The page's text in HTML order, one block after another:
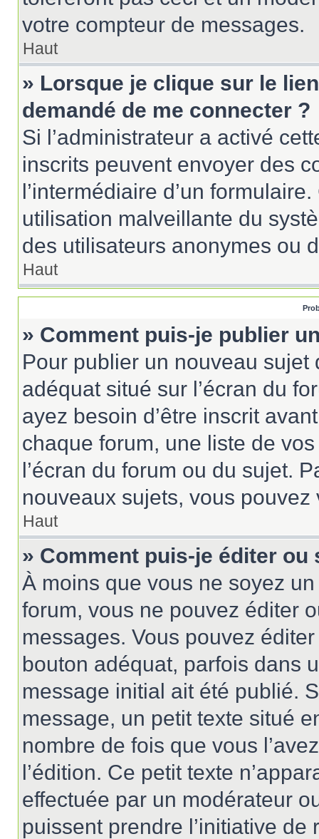
votre compteur de messages.
Haut
» Lorsque je clique sur le
demandé de me connecter ?
Si l’administrateur a activé
inscrits peuvent envoyer des
l’intermédiaire d’un
utilisation malveillante du
des utilisateurs anonymes ou
Haut
» Comment puis-je publier
Pour publier un nouveau
adéquat situé sur l’écran du
ayez besoin d’être inscrit
chaque forum, une liste de
l’écran du forum ou du sujet.
nouveaux sujets, vous
Haut
» Comment puis-je éditer
À moins que vous ne soyez
forum, vous ne pouvez éditer
messages. Vous pouvez
bouton adéquat, parfois dans
message initial ait été publié.
message, un petit texte situé
nombre de fois que vous
l’édition. Ce petit texte
effectuée par un modérateur
puissent prendre l’initiative